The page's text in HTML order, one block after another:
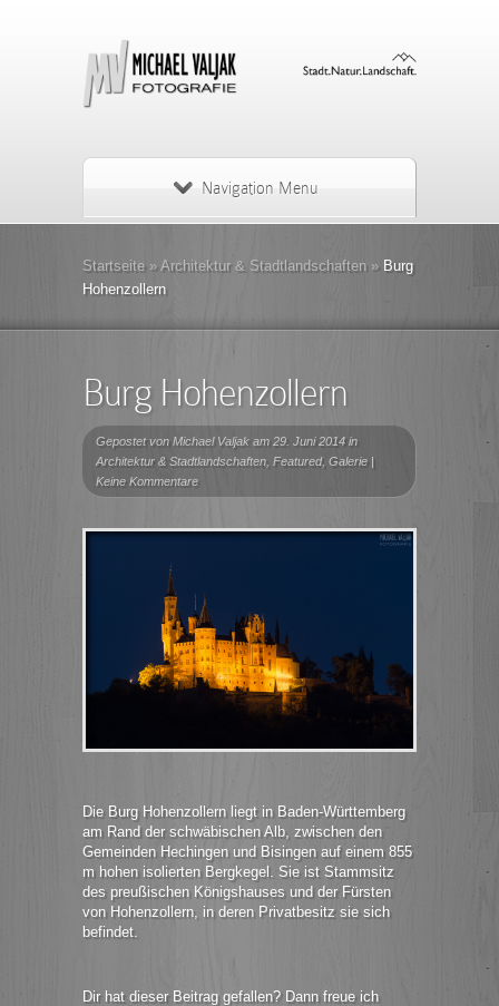
Navigation Menu
Startseite » Architektur & Stadtlandschaften » Burg
Hohenzollern
Burg Hohenzollern
Gepostet von Michael Valjak am 29. Juni 2014 in
Architektur & Stadtlandschaften Featured, Galerie |
Keine Kommentare
Die Burg Hohenzollern liegt in Baden-Württemberg
am Rand der schwäbischen Alb, zwischen den
Gemeinden Hechingen und Bisingen auf einem 855
m hohen isolierten Bergkegel. Sie ist Stammsitz
des preußischen Königshauses und der Fürsten
von Hohenzollern, in deren Privatbesitz sie sich
befindet.
Dir hat dieser Beitrag gefallen? Dann freue ich